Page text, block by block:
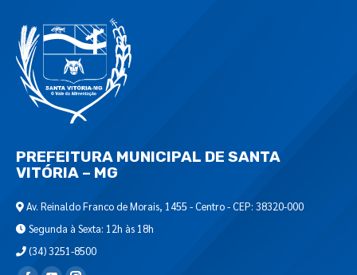
PREFEITURA MUNICIPAL DE SANTA
VITÓRIA – MG
Av. Reinaldo Franco de Morais, 1455 - Centro - CEP: 38320-000
Segunda à Sexta: 12h às 18h
(34) 3251-8500